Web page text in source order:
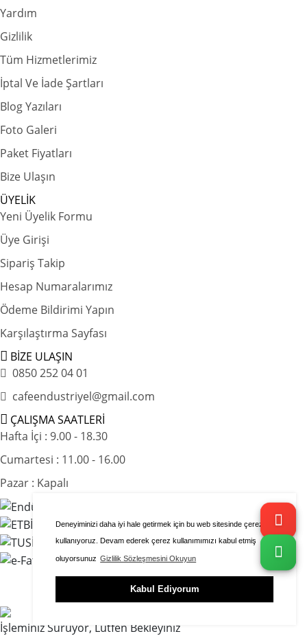
Deneyiminizi daha iyi hale getirmek için bu web sitesinde çerezleri
kullanıyoruz. Devam ederek çerez kullanımımızı kabul etmiş
oluyorsunuz Gizlilik Sözleşmesini Okuyun
Kabul Ediyorum
Yardım
Gizlilik
Tüm Hizmetlerimiz
İptal Ve İade Şartları
Blog Yazıları
Foto Galeri
Paket Fiyatları
Bize Ulaşın
ÜYELİK
Yeni Üyelik Formu
Üye Girişi
Sipariş Takip
Hesap Numaralarımız
Ödeme Bildirimi Yapın
Karşılaştırma Sayfası
BİZE ULAŞIN
0850 252 04 01
cafeendustriyel@gmail.com
ÇALIŞMA SAATLERİ
Hafta İçi : 9.00 - 18.30
Cumartesi : 11.00 - 16.00
Pazar : Kapalı
İşleminiz Sürüyor, Lütfen Bekleyiniz